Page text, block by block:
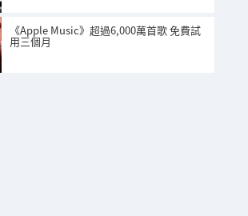
《Apple Music》超過6,000萬首歌 免費試
用三個月